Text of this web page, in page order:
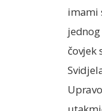
imami
čovjek